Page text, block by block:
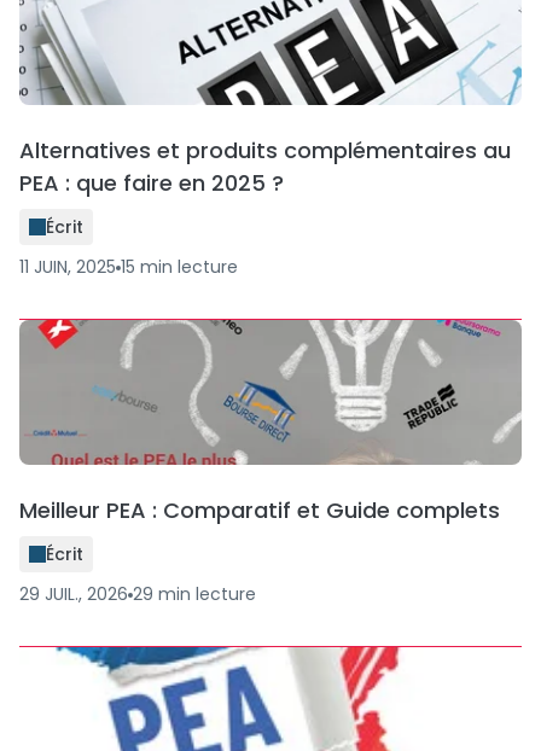
Alternatives et produits complémentaires au
PEA : que faire en 2025 ?
Écrit
11 JUIN, 2025 15 min lecture
Meilleur PEA : Comparatif et Guide complets
Écrit
29 JUIL., 2026 29 min lecture